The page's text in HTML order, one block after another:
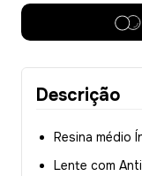
Descrição
Resina médio
Lente com